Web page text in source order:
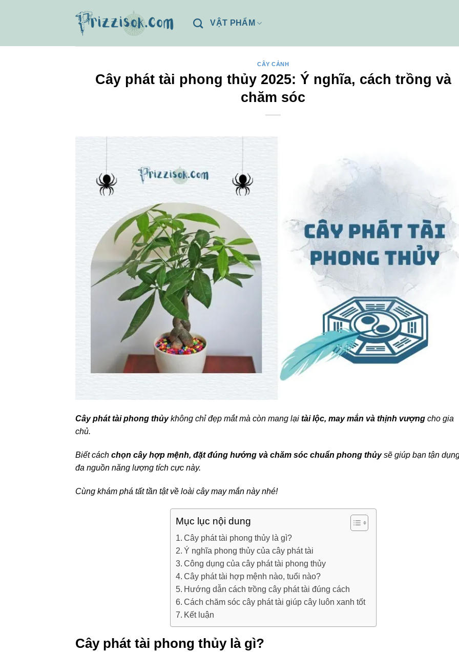
dung
VẬT PHẨM
CÂY CẢNH
Cây phát tài phong thủy 2025: Ý nghĩa, cách trồng và
chăm sóc
Cây phát tài phong thủykhông chỉ đẹp mắt mà còn mang lại tài lộc, may mắn và thịnh vượng cho gia
chủ.
Biết cách chọn cây hợp mệnh, đặt đúng hướng và chăm sóc chuẩn phong thủysẽ giúp bạn tận
đa nguồn năng lượng tích cực này.
Cùng khám phá tất tần tật về loài cây may mắn này nhé!
Mục lục nội dung
Cây phát tài phong thủy là gì?
Ý nghĩa phong thủy của cây phát tài
Công dụng của cây phát tài phong thủy
Cây phát tài hợp mệnh nào, tuổi nào?
Hướng dẫn cách trồng cây phát tài đúng cách
Cách chăm sóc cây phát tài giúp cây luôn xanh tốt
Kết luận
Cây phát tài phong thủy là gì?